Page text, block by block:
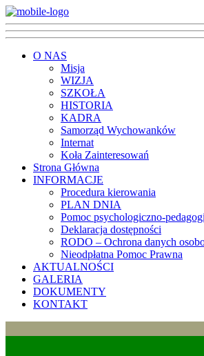
O NAS
Misja
WIZJA
SZKOŁA
HISTORIA
KADRA
Samorząd Wychowanków
Internat
Koła Zainteresowań
Strona Główna
INFORMACJE
Procedura kierowania
PLAN DNIA
Pomoc psychologiczno-
Deklaracja dostępności
RODO – Ochrona danych
Nieodpłatna Pomoc Prawna
AKTUALNOŚCI
GALERIA
DOKUMENTY
KONTAKT